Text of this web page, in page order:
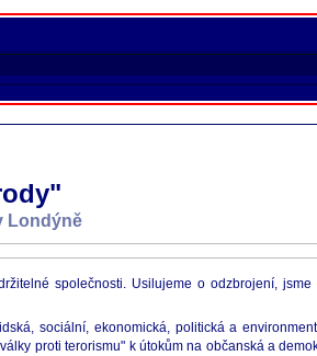
Londýně
společnosti. Usilujeme o odzbrojení,
sociální, ekonomická, politická a
proti terorismu" k útokům na občanská a